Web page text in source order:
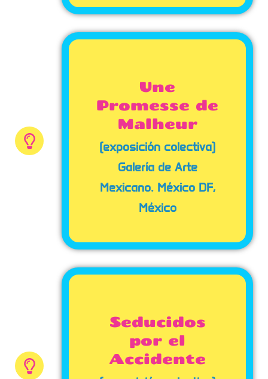
Une
Promesse de
Malheur
(exposición colectiva)
Galería de Arte
Mexicano. México DF,
México
Seducidos
por el
Accidente